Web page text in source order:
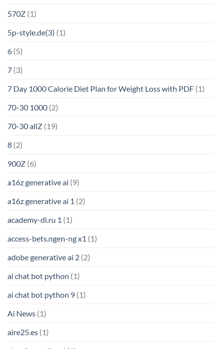
570Z (1)
5p-style.de(3) (1)
6 (5)
7 (3)
7 Day 1000 Calorie Diet Plan for Weight Loss with PDF (1)
70-30 1000 (2)
70-30 allZ (19)
8 (2)
900Z (6)
a16z generative ai (9)
a16z generative ai 1 (2)
academy-dl.ru 1 (1)
access-bets.ngen-ng x1 (1)
adobe generative ai 2 (2)
ai chat bot python (1)
ai chat bot python 9 (1)
Ai News (1)
aire25.es (1)